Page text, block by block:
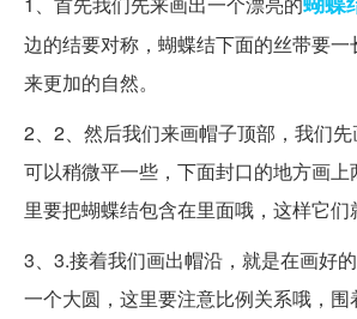
边的结要对称，蝴蝶结下面的丝带要
来更加的自然。
2、2、然后我们来画帽子顶部，我们
可以稍微平一些，下面封口的地方画
里要把蝴蝶结包含在里面哦，这样它们
3、3.接着我们画出帽沿，就是在画好
一个大圆，这里要注意比例关系哦，